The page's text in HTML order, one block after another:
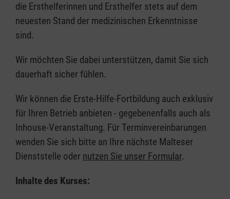
die Ersthelferinnen und Ersthelfer stets auf dem
neuesten Stand der medizinischen Erkenntnisse
sind.
Wir möchten Sie dabei unterstützen, damit Sie sich
dauerhaft sicher fühlen.
Wir können die Erste-Hilfe-Fortbildung auch exklusiv
für Ihren Betrieb anbieten - gegebenenfalls auch als
Inhouse-Veranstaltung. Für Terminvereinbarungen
wenden Sie sich bitte an Ihre nächste Malteser
Dienststelle oder nutzen Sie unser Formular.
Inhalte des Kurses: